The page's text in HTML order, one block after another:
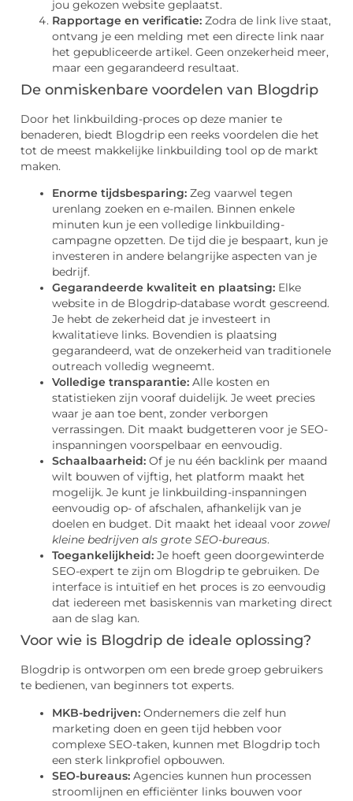
jou gekozen website geplaatst.
Rapportage en verificatie: Zodra de link live staat,
ontvang je een melding met een directe link naar
het gepubliceerde artikel. Geen onzekerheid meer,
maar een gegarandeerd resultaat.
De onmiskenbare voordelen van Blogdrip
Door het linkbuilding-proces op deze manier te
benaderen, biedt Blogdrip een reeks voordelen die het
tot de meest makkelijke linkbuilding tool op de markt
maken.
Enorme tijdsbesparing: Zeg vaarwel tegen
urenlang zoeken en e-mailen. Binnen enkele
minuten kun je een volledige linkbuilding-
campagne opzetten. De tijd die je bespaart, kun je
investeren in andere belangrijke aspecten van je
bedrijf.
Gegarandeerde kwaliteit en plaatsing: Elke
website in de Blogdrip-database wordt gescreend.
Je hebt de zekerheid dat je investeert in
kwalitatieve links. Bovendien is plaatsing
gegarandeerd, wat de onzekerheid van traditionele
outreach volledig wegneemt.
Volledige transparantie: Alle kosten en
statistieken zijn vooraf duidelijk. Je weet precies
waar je aan toe bent, zonder verborgen
verrassingen. Dit maakt budgetteren voor je SEO-
inspanningen voorspelbaar en eenvoudig.
Schaalbaarheid: Of je nu één backlink per maand
wilt bouwen of vijftig, het platform maakt het
mogelijk. Je kunt je linkbuilding-inspanningen
eenvoudig op- of afschalen, afhankelijk van je
doelen en budget. Dit maakt het ideaal voor zowel
kleine bedrijven als grote SEO-bureaus.
Toegankelijkheid: Je hoeft geen doorgewinterde
SEO-expert te zijn om Blogdrip te gebruiken. De
interface is intuïtief en het proces is zo eenvoudig
dat iedereen met basiskennis van marketing direct
aan de slag kan.
Voor wie is Blogdrip de ideale oplossing?
Blogdrip is ontworpen om een brede groep gebruikers
te bedienen, van beginners tot experts.
MKB-bedrijven: Ondernemers die zelf hun
marketing doen en geen tijd hebben voor
complexe SEO-taken, kunnen met Blogdrip toch
een sterk linkprofiel opbouwen.
SEO-bureaus: Agencies kunnen hun processen
stroomlijnen en efficiënter links bouwen voor